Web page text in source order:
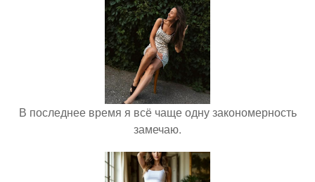
В последнее время я всё чаще одну закономерность
замечаю.